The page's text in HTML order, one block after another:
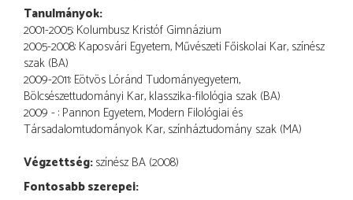
Tanulmányok:
2001-2005: Kolumbusz Kristóf Gimnázium
2005-2008: Kaposvári Egyetem, Művészeti Főiskolai Kar, színész
szak (BA)
2009-2011: Eötvös Lóránd Tudományegyetem,
Bölcsészettudományi Kar, klasszika-filológia szak (BA)
2009 - : Pannon Egyetem, Modern Filológiai és
Társadalomtudományok Kar, színháztudomány szak (MA)
Végzettség:színész BA (2008)
Fontosabb szerepei: